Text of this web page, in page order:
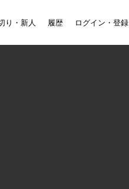
り・新人 履歴 ログイン・登録